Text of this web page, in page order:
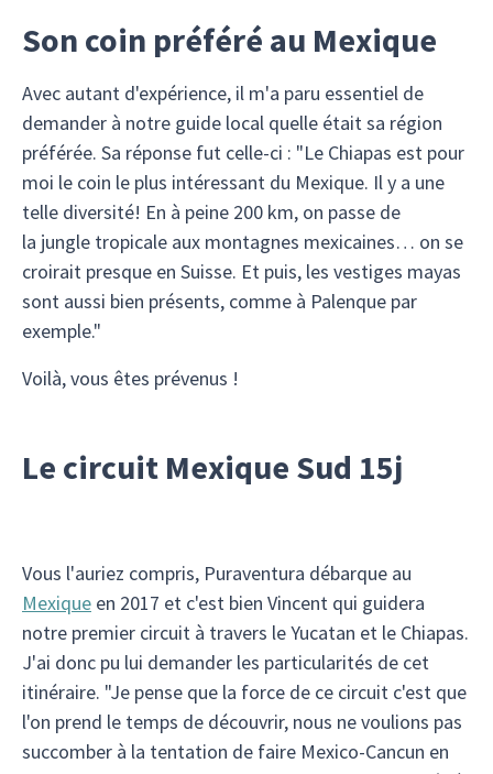
Son coin préféré au Mexique
Avec autant d'expérience, il m'a paru essentiel de
demander à notre guide local quelle était sa région
préférée. Sa réponse fut celle-ci : "Le Chiapas est pour
moi le coin le plus intéressant du Mexique. Il y a une
telle diversité! En à peine 200 km, on passe de
la jungle tropicale aux montagnes mexicaines… on se
croirait presque en Suisse. Et puis, les vestiges mayas
sont aussi bien présents, comme à Palenque par
exemple."
Voilà, vous êtes prévenus !
Le circuit Mexique Sud 15j
Vous l'auriez compris, Puraventura débarque au
Mexique en 2017 et c'est bien Vincent qui guidera
notre premier circuit à travers le Yucatan et le Chiapas.
J'ai donc pu lui demander les particularités de cet
itinéraire. "Je pense que la force de ce circuit c'est que
l'on prend le temps de découvrir, nous ne voulions pas
succomber à la tentation de faire Mexico-Cancun en